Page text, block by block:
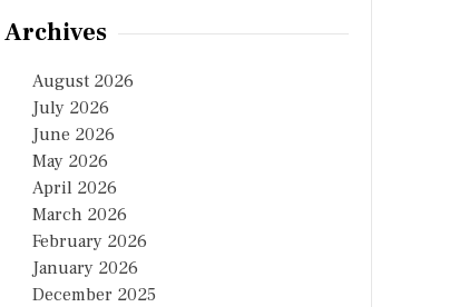
Archives
August 2026
July 2026
June 2026
May 2026
April 2026
March 2026
February 2026
January 2026
December 2025